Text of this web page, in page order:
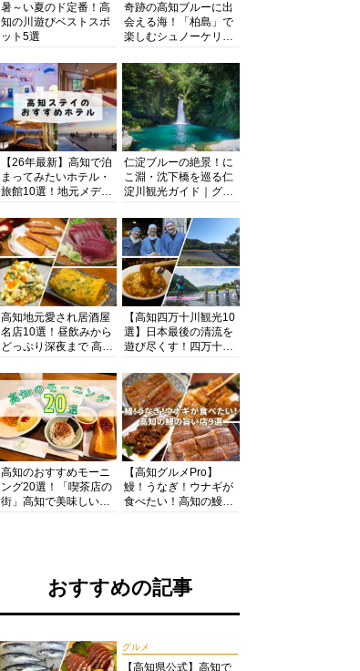
暑～い夏のド定番！高
知の川遊びベストスポ
ット5選
奇跡の高知ブルーに出
会える海！「柏島」で
楽しむシュノーケリン
浴にキャンプまで透明
度抜群の海の楽園を徹
底紹介
【26年最新】高知で泊
まってみたいホテル・
旅館10選！地元メディ
厳選
仁淀ブルーの絶景！に
こ淵・沈下橋を巡る仁
淀川観光ガイド｜グル
まで完全網羅！
高知地元愛され居酒屋
名店10選！昼飲みから
どっぷり深夜まで 高知
知グルメPro】
【高知四万十川観光10
選】日本最後の清流を
遊び尽くす！四万十川
を網羅したおすすめガ
イド
高知のおすすめモーニ
ング20選！「喫茶店の
街」高知で美味しい喫
【高知グルメPro】
鰻！うなぎ！ウナギが
食べたい！高知の鰻の
おすすめの記事
グルメ
【高知県公式】高知で